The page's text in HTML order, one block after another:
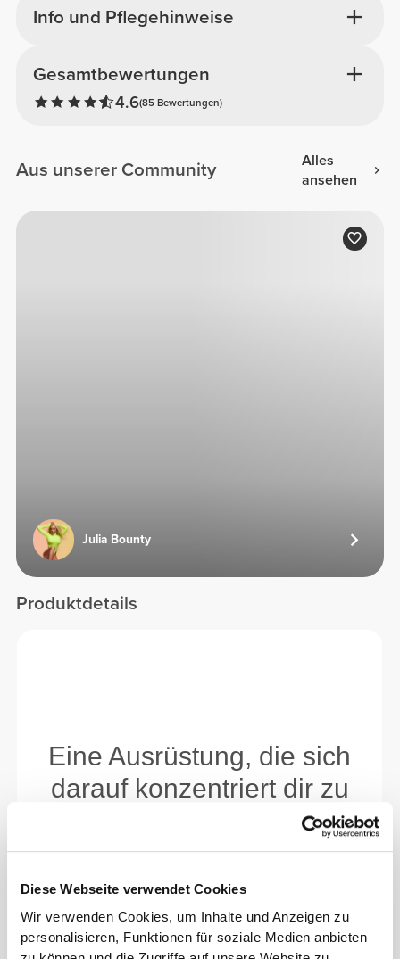
Diese Webseite verwendet Cookies
Wir verwenden Cookies, um Inhalte und Anzeigen zu
personalisieren, Funktionen für soziale Medien anbieten
Info und Pflegehinweise
Gesamtbewertungen
4.6(85 Bewertungen)
Aus unserer Community
Alles
ansehen
Julia Bounty
Produktdetails